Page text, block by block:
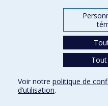
Voir notre politique de
d’utilisation.